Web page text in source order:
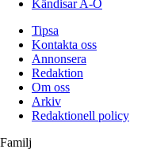
Kändisar A-Ö
Tipsa
Kontakta oss
Annonsera
Redaktion
Om oss
Arkiv
Redaktionell policy
Familj